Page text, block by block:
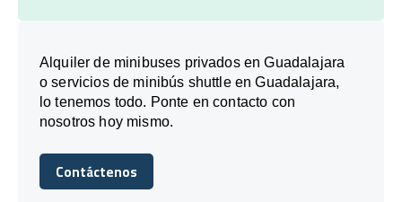
Alquiler de minibuses privados en Guadalajara
o servicios de minibús shuttle en Guadalajara,
lo tenemos todo. Ponte en contacto con
nosotros hoy mismo.
Contáctenos
Contáctenos